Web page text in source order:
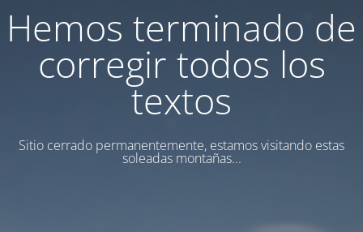
Hemos terminado de
corregir todos los
textos
Sitio cerrado permanentemente, estamos visitando estas
soleadas montañas...